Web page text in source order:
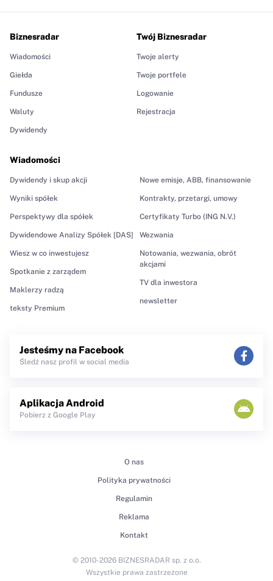
Biznesradar
Wiadomości
Giełda
Fundusze
Waluty
Dywidendy
Wiadomości
Dywidendy i skup akcji
Wyniki spółek
Perspektywy dla spółek
Dywidendowe Analizy Spółek [DAS]
Wiesz w co inwestujesz
Spotkanie z zarządem
Maklerzy radzą
teksty Premium
Nowe emisje, ABB, finansowanie
Kontrakty, przetargi, umowy
Certyfikaty Turbo (ING N.V.)
Wezwania
Notowania, wezwania, obrót
akcjami
TV dla inwestora
newsletter
Twój Biznesradar
Twoje alerty
Twoje portfele
Logowanie
Rejestracja
Jesteśmy na Facebook
Śledź nasz profil w social media
Aplikacja Android
Pobierz z Google Play
O nas
Polityka prywatności
Regulamin
Reklama
Kontakt
© 2010-2026 BIZNESRADAR sp. z o.o.
Wszystkie prawa zastrzeżone